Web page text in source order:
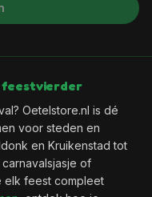
feestvierder
Oetelstore.nl is dé
voor steden en
en Kruikenstad tot
of
elk feest compleet
in je